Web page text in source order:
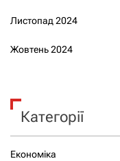
Листопад 2024
Жовтень 2024
Категорії
Економіка